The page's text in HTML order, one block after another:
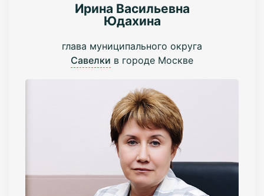
Ирина Васильевна
Юдахина
глава муниципального округа
Савелки в городе Москве